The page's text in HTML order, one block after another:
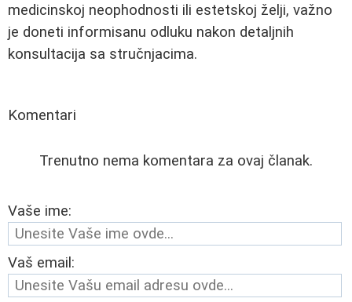
medicinskoj neophodnosti ili estetskoj želji, važno
je doneti informisanu odluku nakon detaljnih
konsultacija sa stručnjacima.
Komentari
Trenutno nema komentara za ovaj članak.
Vaše ime:
Vaš email: